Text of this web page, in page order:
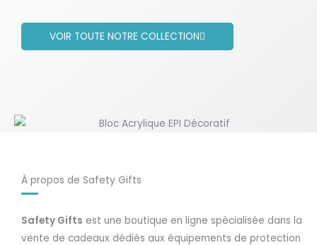
VOIR TOUTE NOTRE COLLECTION
À propos de Safety Gifts
Safety Gifts est une boutique en ligne spécialisée dans la
vente de cadeaux dédiés aux équipements de protection